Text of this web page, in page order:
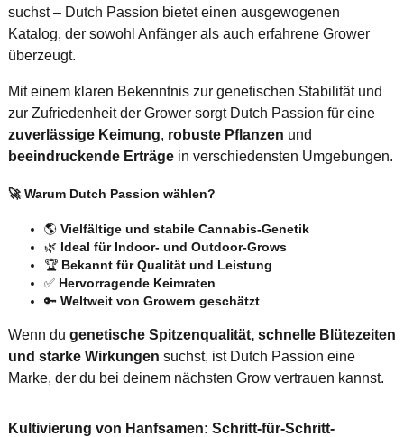
suchst – Dutch Passion bietet einen ausgewogenen
Katalog, der sowohl Anfänger als auch erfahrene Grower
überzeugt.
Mit einem klaren Bekenntnis zur genetischen Stabilität und
zur Zufriedenheit der Grower sorgt Dutch Passion für eine
zuverlässige Keimung, robuste Pflanzen und
beeindruckende Erträgein verschiedensten Umgebungen.
🚀 Warum Dutch Passion wählen?
🌎 Vielfältige und stabile Cannabis-Genetik
🌿 Ideal für Indoor- und Outdoor-Grows
🏆 Bekannt für Qualität und Leistung
✅ Hervorragende Keimraten
🔑 Weltweit von Growern geschätzt
Wenn du genetische Spitzenqualität, schnelle Blütezeiten
und starke Wirkungen suchst, ist Dutch Passion eine
Marke, der du bei deinem nächsten Grow vertrauen kannst.
Kultivierung von Hanfsamen: Schritt-für-Schritt-